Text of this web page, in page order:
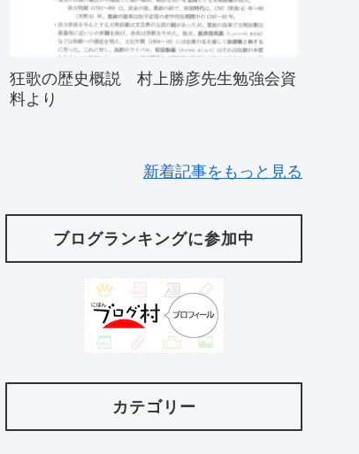
狂歌の歴史概説 村上勝彦先生勉強会資
料より
新着記事をもっと見る
ブログランキングに参加中
カテゴリー